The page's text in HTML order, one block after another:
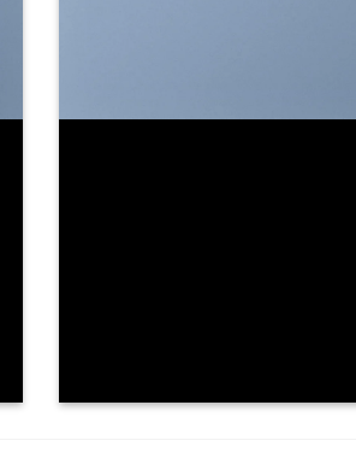
Select between various hover effects